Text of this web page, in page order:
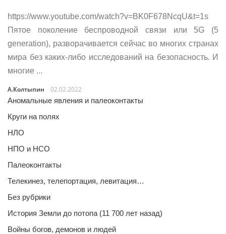
https://www.youtube.com/watch?v=BK0F678NcqU&t=1s
Пятое поколение беспроводной связи или 5G (5
generation), разворачивается сейчас во многих странах
мира без каких-либо исследований на безопасность. И
многие ...
А.Колтыпин
02.02.2022
Аномальные явления и палеоконтакты
Круги на полях
НЛО
НПО и НСО
Палеоконтакты
Телекинез, телепортация, левитация…
Без рубрики
История Земли до потопа (11 700 лет назад)
Войны богов, демонов и людей